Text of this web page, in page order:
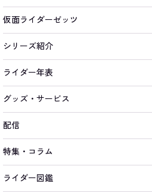
仮面ライダーゼッツ
シリーズ紹介
ライダー年表
グッズ・サービス
配信
特集・コラム
ライダー図鑑